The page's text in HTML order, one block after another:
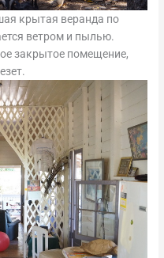
крытая веранда по
ветром и пылью.
закрытое помещение,